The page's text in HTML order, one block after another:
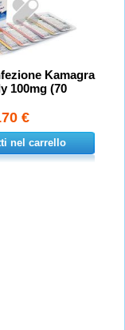
Kamagra
100mg (70
€
nel carrello